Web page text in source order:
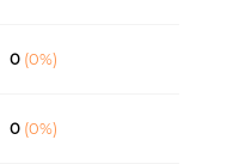
0 (0%)
0 (0%)